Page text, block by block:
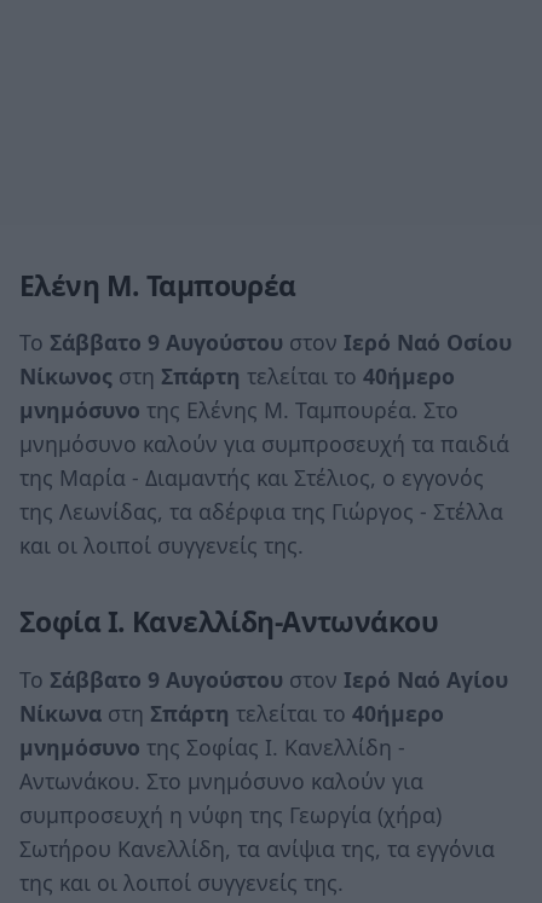
Ελένη Μ. Ταμπουρέα
Το Σάββατο 9 Αυγούστου στον Ιερό Ναό Οσίου
Νίκωνος στη Σπάρτη τελείται το 40ήμερο
μνημόσυνο της Ελένης Μ. Ταμπουρέα. Στο
μνημόσυνο καλούν για συμπροσευχή τα παιδιά
της Μαρία - Διαμαντής και Στέλιος, ο εγγονός
της Λεωνίδας, τα αδέρφια της Γιώργος - Στέλλα
και οι λοιποί συγγενείς της.
Σοφία Ι. Κανελλίδη-Αντωνάκου
Το Σάββατο 9 Αυγούστου στον Ιερό Ναό Αγίου
Νίκωνα στη Σπάρτη τελείται το 40ήμερο
μνημόσυνο της Σοφίας Ι. Κανελλίδη -
Αντωνάκου. Στο μνημόσυνο καλούν για
συμπροσευχή η νύφη της Γεωργία (χήρα)
Σωτήρου Κανελλίδη, τα ανίψια της, τα εγγόνια
της και οι λοιποί συγγενείς της.